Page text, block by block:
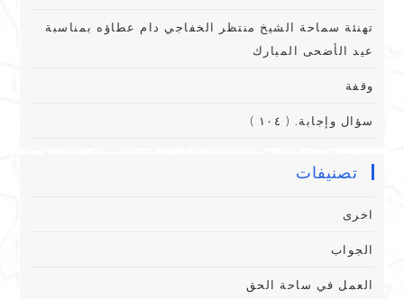
تهنئة سماحة الشيخ منتظر الخفاجي دام عطاؤه بمناسبة
عيد الأضحى المبارك
وقفة
سؤال وإجابة. ( ١٠٤ )
تصنيفات
اخرى
الجواب
العمل في ساحة الحق